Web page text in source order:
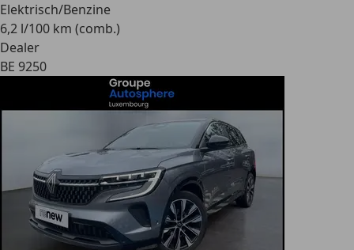
Elektrisch/Benzine
6,2 l/100 km (comb.)
Dealer
BE 9250